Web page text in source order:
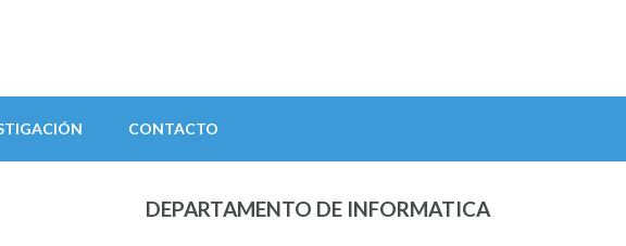
CONTACTO
DEPARTAMENTO DE INFORMATICA